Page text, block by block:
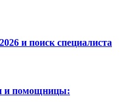
и поиск специалиста
и помощницы: